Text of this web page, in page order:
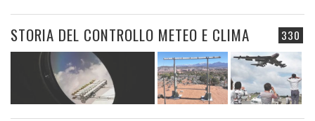
330
STORIA DEL CONTROLLO METEO E CLIMA